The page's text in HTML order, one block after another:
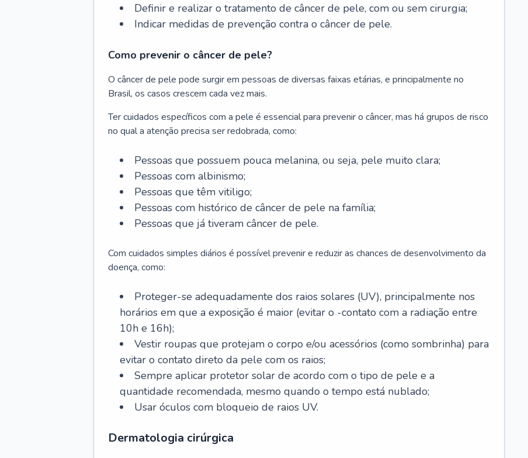
Definir e realizar o tratamento de câncer de pele, com ou sem cirurgia;
Indicar medidas de prevenção contra o câncer de pele.
Como prevenir o câncer de pele?
O câncer de pele pode surgir em pessoas de diversas faixas etárias, e principalmente no
Brasil, os casos crescem cada vez mais.
Ter cuidados específicos com a pele é essencial para prevenir o câncer, mas há grupos de risco
no qual a atenção precisa ser redobrada, como:
Pessoas que possuem pouca melanina, ou seja, pele muito clara;
Pessoas com albinismo;
Pessoas que têm vitiligo;
Pessoas com histórico de câncer de pele na família;
Pessoas que já tiveram câncer de pele.
Com cuidados simples diários é possível prevenir e reduzir as chances de desenvolvimento da
doença, como:
Proteger-se adequadamente dos raios solares (UV), principalmente nos
horários em que a exposição é maior (evitar o -contato com a radiação entre
10h e 16h);
Vestir roupas que protejam o corpo e/ou acessórios (como sombrinha) para
evitar o contato direto da pele com os raios;
Sempre aplicar protetor solar de acordo com o tipo de pele e a
quantidade recomendada, mesmo quando o tempo está nublado;
Usar óculos com bloqueio de raios UV.
Dermatologia cirúrgica